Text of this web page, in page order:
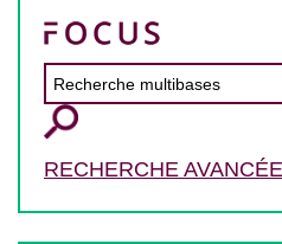
RECHERCHE AVANCÉE